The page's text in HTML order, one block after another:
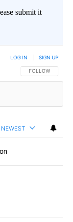
submit it
FOLLOW THIS
FOLLOW
LOG IN SIGN UP
NEWEST